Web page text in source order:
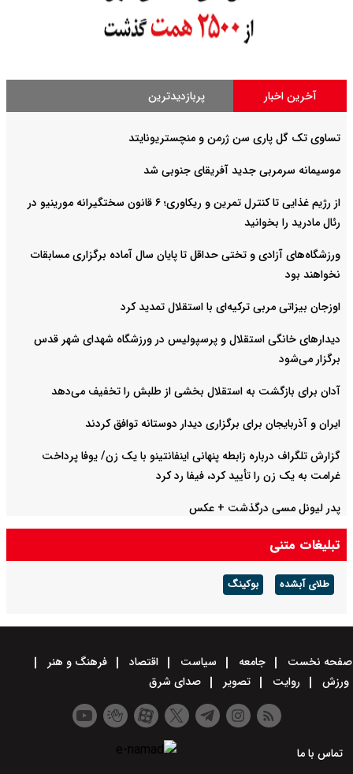
آخرین اخبار پربازدیدترین
تساوی تک گل پاری سن ژرمن و منچستریونایتد
موسیمانه سرمربی جدید آفریقای جنوبی شد
از رژیم غذایی تا کنترل تمرین و ریکاوری؛ ۶ قانون سختگیرانه مورینیو در
رئال مادرید را بخوانید
ورزشگاه‌های آزادی و تختی حداقل تا پایان سال آماده برگزاری مسابقات
نخواهند بود
اوزجان بیزاتی مربی ترکیه‌ای با استقلال تمدید کرد
دیدارهای خانگی استقلال و پرسپولیس در ورزشگاه شهدای شهر قدس
برگزار می‌شود
آدان برای بازگشت به استقلال بخشی از طلبش را تخفیف می‌دهد
ایران و آذربایجان برای برگزاری دیدار دوستانه توافق کردند
گزارش تلگراف درباره زابطه پنهانی اینفانتینو با یک زن/ یوفا پرداخت
غرامت به یک زن را تأیید کرد، فیفا رد کرد
پدر لیونل مسی درگذشت + عکس
تبلیغات متنی
طلای آبشده بوکینگ
صفحه نخست جامعه سیاست اقتصاد
فرهنگ و هنر
ورزش
روایت تصویر صدای شرق
تماس با ما